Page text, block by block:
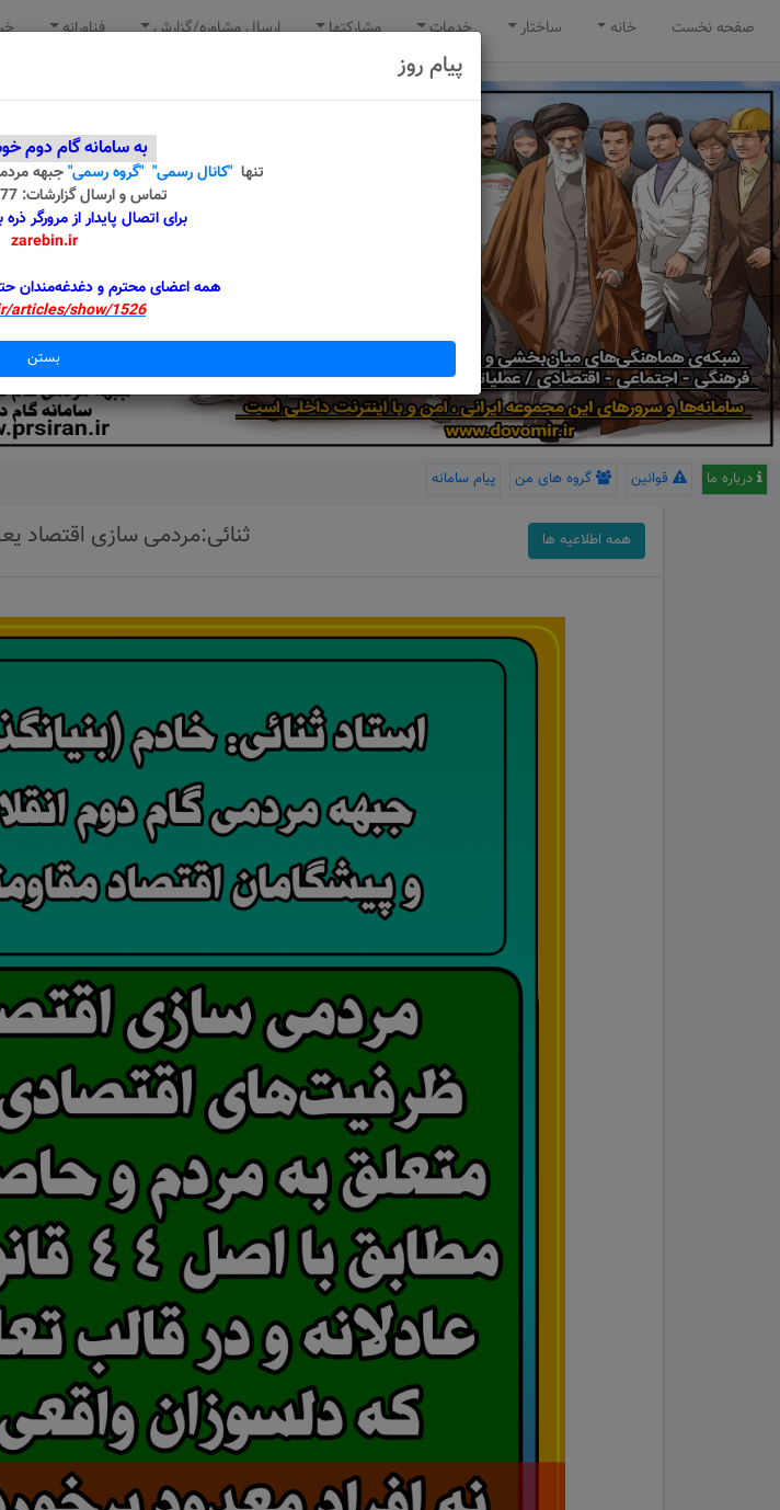
صفحه نخست خانه ساختار خدمات مشارکتها ارسال مشاوره/گزارش فناورانه
درباره ما قوانین گروه های من پیام سامانه
همه اطلاعیه ها ثنائی:مردمی سازی اقتصاد
پیام روز
به سامانه گام دوم
تنها"کانال رسمی" "گروه رسمی"جبهه
تماس و ارسال گزارشات: 09120087477
برای اتصال پایدار از مرورگر
zarebin.ir
همه اعضای محترم و دغدغه‌مندان
articles/show/1526
بستن